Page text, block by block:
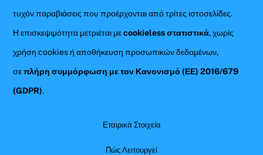
τυχόν παραβιάσεις που προέρχονται από τρίτες ιστοσελίδες.
Η επισκεψιμότητα μετριέται μεcookieless στατιστικά, χωρίς
χρήση cookies ή αποθήκευση προσωπικών δεδομένων,
σεπλήρη συμμόρφωση με τον Κανονισμό (ΕΕ) 2016/679
(GDPR).
Εταιρικά Στοιχεία
Πώς Λειτουργεί